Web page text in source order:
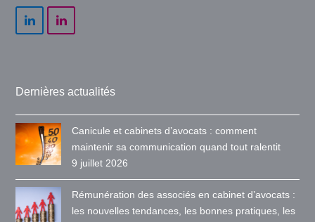
LinkedInLinkedIn
Dernières actualités
Canicule et cabinets d’avocats : comment
maintenir sa communication quand tout ralentit
9 juillet 2026
Rémunération des associés en cabinet d’avocats :
les nouvelles tendances, les bonnes pratiques, les